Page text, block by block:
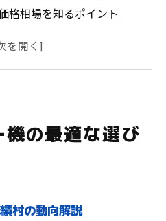
格相場を知るポイント
価格を活用するコツ
でコピー機を賢く導入す
報を見逃さないポイント
の最適な選び
村の動向解説